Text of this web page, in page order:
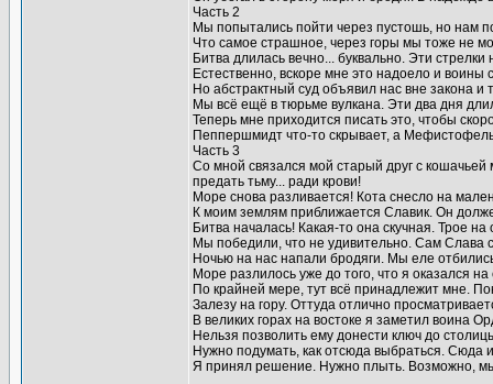
Часть 2
Мы попытались пойти через пустошь, но нам
Что самое страшное, через горы мы тоже не
Битва длилась вечно... буквально. Эти стрелки
Естественно, вскоре мне это надоело и воины
Но абстрактный суд объявил нас вне закона
Мы всё ещё в тюрьме вулкана. Эти два дня
Теперь мне приходится писать это, чтобы
Пеппершмидт что-то скрывает, а
Часть 3
Со мной связался мой старый друг с
предать тьму... ради крови!
Море снова разливается! Кота снесло на
К моим землям приближается Славик. Он
Битва началась! Какая-то она скучная. Трое на
Мы победили, что не удивительно. Сам Слава
Ночью на нас напали бродяги. Мы еле
Море разлилось уже до того, что я оказался на
По крайней мере, тут всё принадлежит мне.
Залезу на гору. Оттуда отлично
В великих горах на востоке я заметил воина
Нельзя позволить ему донести ключ до
Нужно подумать, как отсюда выбраться. Сюда
Я принял решение. Нужно плыть. Возможно,